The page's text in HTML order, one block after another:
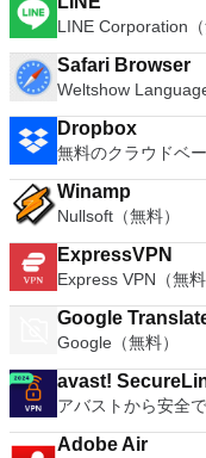
LINE Corporation（
Safari Browser
Weltshow
Dropbox
無料のクラウドベ
Winamp
Nullsoft（無料）
ExpressVPN
Express VPN（無料
Google
Google（無料）
avast!
アバストから安全
Adobe Air